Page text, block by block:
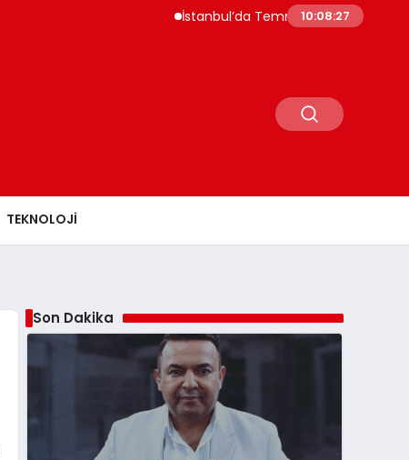
İstanbul’da Temmuz Ayı Fiyat Hareketliliği
10:08:28
TEKNOLOJI
Son Dakika